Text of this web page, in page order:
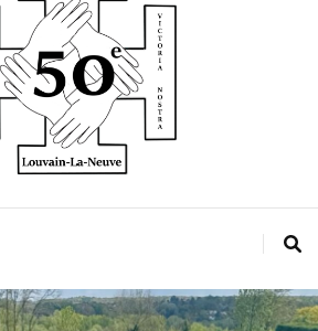
Unité Reine
Astrid